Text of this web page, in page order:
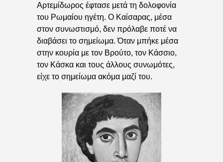
Αρτεμίδωρος έφτασε μετά τη δολοφονία
του Ρωμαίου ηγέτη. Ο Καίσαρας, μέσα
στον συνωστισμό, δεν πρόλαβε ποτέ να
διαβάσει το σημείωμα. Όταν μπήκε μέσα
στην κουρία με τον Βρούτο, τον Κάσσιο,
τον Κάσκα και τους άλλους συνωμότες,
είχε το σημείωμα ακόμα μαζί του.